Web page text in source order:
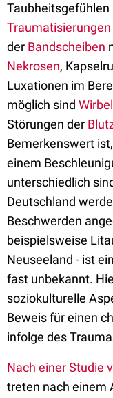
Taubheitsgefühlen
Traumatisierungen
der Bandscheiben
Nekrosen,
Luxationen im
möglich sind
Störungen der
Bemerkenswert
einem
unterschiedlich
Deutschland
Beschwerden
beispielsweise
Neuseeland - ist
fast unbekannt.
soziokulturelle
Beweis für einen
infolge des
Nach einer Studie
treten nach einem